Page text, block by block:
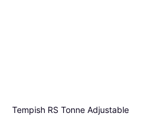
Tempish RS Tonne Adjustable